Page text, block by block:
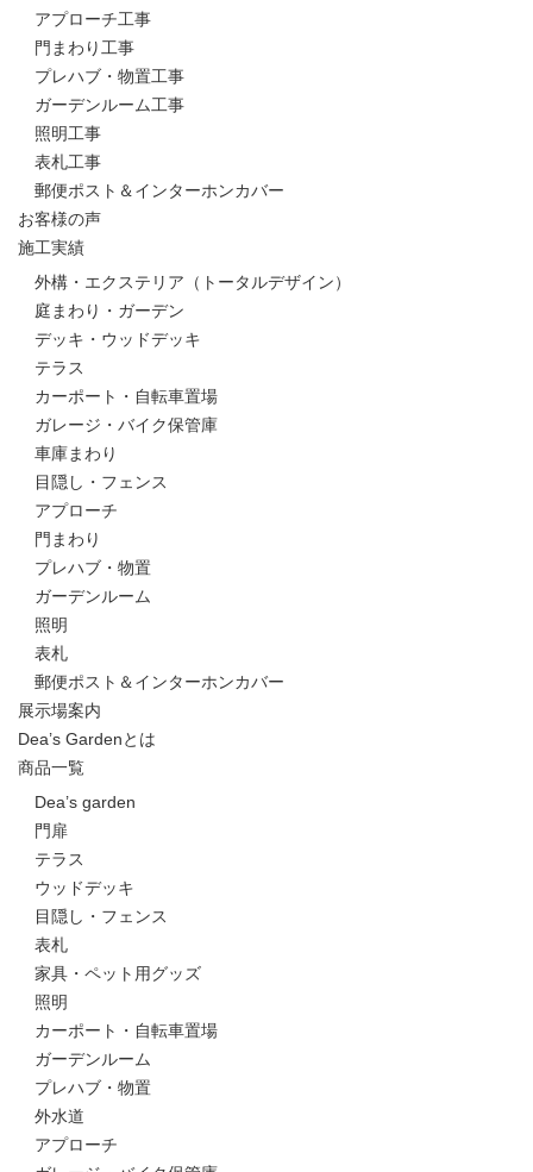
アプローチ工事
門まわり工事
プレハブ・物置工事
ガーデンルーム工事
照明工事
表札工事
郵便ポスト＆インターホンカバー
お客様の声
施工実績
外構・エクステリア（トータルデザイン）
庭まわり・ガーデン
デッキ・ウッドデッキ
テラス
カーポート・自転車置場
ガレージ・バイク保管庫
車庫まわり
目隠し・フェンス
アプローチ
門まわり
プレハブ・物置
ガーデンルーム
照明
表札
郵便ポスト＆インターホンカバー
展示場案内
Dea’s Gardenとは
商品一覧
Dea’s garden
門扉
テラス
ウッドデッキ
目隠し・フェンス
表札
家具・ペット用グッズ
照明
カーポート・自転車置場
ガーデンルーム
プレハブ・物置
外水道
アプローチ